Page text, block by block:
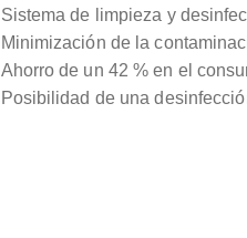
Sistema de limpieza y
Minimización de la
Ahorro de un 42 % en el
Posibilidad de una